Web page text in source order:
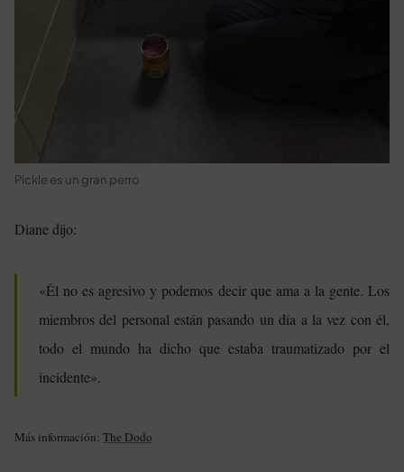
Pickle es un gran perro
Diane dijo:
«Él no es agresivo y podemos decir que ama a la gente. Los
miembros del personal están pasando un día a la vez con él,
todo el mundo ha dicho que estaba traumatizado por el
incidente».
Más información: The Dodo